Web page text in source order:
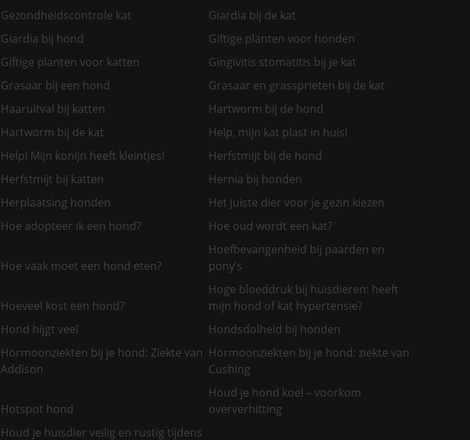
Gezondheidscontrole kat
Giardia bij de kat
Giardia bij hond
Giftige planten voor honden
Giftige planten voor katten
Gingivitis stomatitis bij je kat
Grasaar bij een hond
Grasaar en grassprieten bij de kat
Haaruitval bij katten
Hartworm bij de hond
Hartworm bij de kat
Help, mijn kat plast in huis!
Help! Mijn konijn heeft kleintjes!
Herfstmijt bij de hond
Herfstmijt bij katten
Hernia bij honden
Herplaatsing honden
Het juiste dier voor je gezin kiezen
Hoe adopteer ik een hond?
Hoe oud wordt een kat?
Hoe vaak moet een hond eten?
Hoefbevangenheid bij paarden en
pony’s
Hoeveel kost een hond?
Hoge bloeddruk bij huisdieren: heeft
mijn hond of kat hypertensie?
Hond hijgt veel
Hondsdolheid bij honden
Hormoonziekten bij je hond: Ziekte van
Addison
Hormoonziekten bij je hond: ziekte van
Cushing
Hotspot hond
Houd je hond koel – voorkom
oververhitting
Houd je huisdier veilig en rustig tijdens